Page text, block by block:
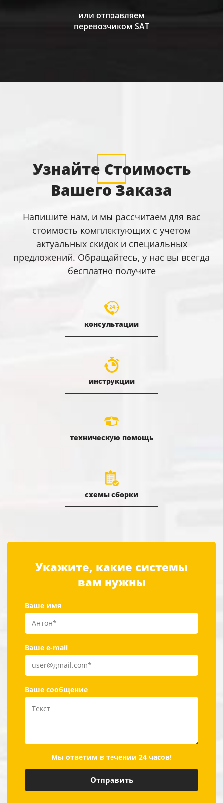
или отправляем
перевозчиком SAT
Узнайте Стоимость
Вашего Заказа
Напишите нам, и мы рассчитаем для вас
стоимость комплектующих с учетом
актуальных скидок и специальных
предложений. Обращайтесь, у нас вы всегда
бесплатно получите
консультации
инструкции
техническую помощь
схемы сборки
Укажите, какие системы
вам нужны
Ваше имя
Ваше e-mail
Ваше сообщение
Мы ответим в течении 24 часов!